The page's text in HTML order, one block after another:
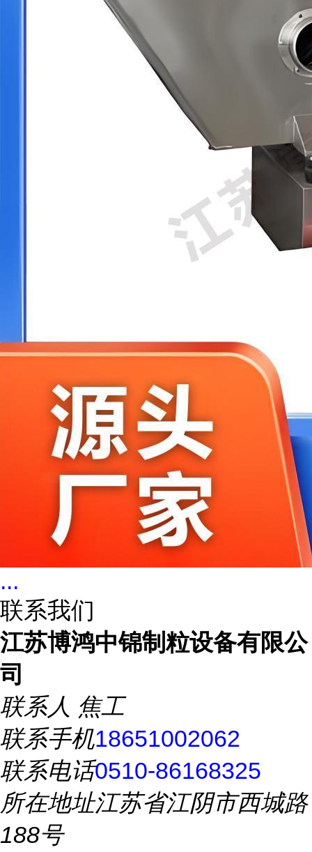
...
联系我们
江苏博鸿中锦制粒设备有限公
司
联系人 焦工
联系手机18651002062
联系电话0510-86168325
所在地址江苏省江阴市西城路
188号